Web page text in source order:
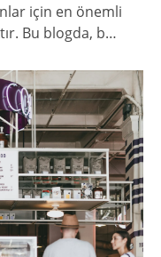
için en önemli
Bu blogda, b…